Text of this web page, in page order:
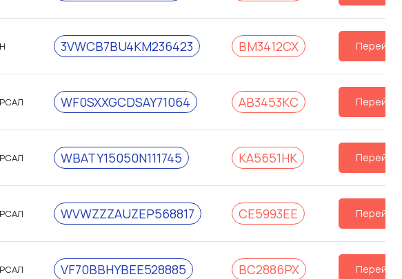
3VWCB7BU4KM236423 BM3412CX Перейти
WF0SXXGCDSAY71064 AB3453KC Перейти
WBATY15050N111745 KA5651HK Перейти
WVWZZZAUZEP568817 CE5993EE Перейти
VF70BBHYBEE528885 BC2886PX Перейти